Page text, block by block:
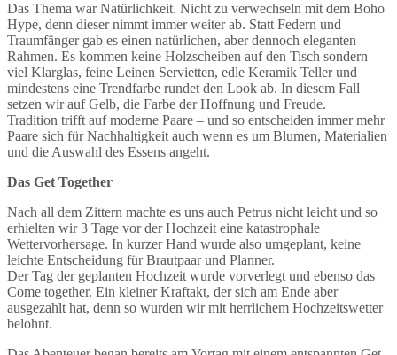
Das Thema war Natürlichkeit. Nicht zu verwechseln mit dem Boho
Hype, denn dieser nimmt immer weiter ab. Statt Federn und
Traumfänger gab es einen natürlichen, aber dennoch eleganten
Rahmen. Es kommen keine Holzscheiben auf den Tisch sondern
viel Klarglas, feine Leinen Servietten, edle Keramik Teller und
mindestens eine Trendfarbe rundet den Look ab. In diesem Fall
setzen wir auf Gelb, die Farbe der Hoffnung und Freude.
Tradition trifft auf moderne Paare – und so entscheiden immer mehr
Paare sich für Nachhaltigkeit auch wenn es um Blumen, Materialien
und die Auswahl des Essens angeht.
Das Get Together
Nach all dem Zittern machte es uns auch Petrus nicht leicht und so
erhielten wir 3 Tage vor der Hochzeit eine katastrophale
Wettervorhersage. In kurzer Hand wurde also umgeplant, keine
leichte Entscheidung für Brautpaar und Planner.
Der Tag der geplanten Hochzeit wurde vorverlegt und ebenso das
Come together. Ein kleiner Kraftakt, der sich am Ende aber
ausgezahlt hat, denn so wurden wir mit herrlichem Hochzeitswetter
belohnt.